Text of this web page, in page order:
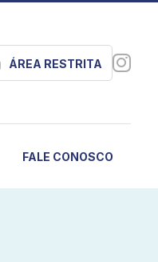
ÁREA RESTRITA
FALE CONOSCO